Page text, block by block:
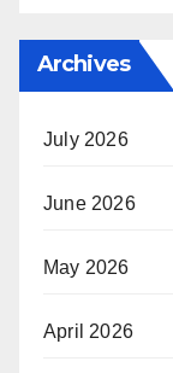
Archives
July 2026
June 2026
May 2026
April 2026